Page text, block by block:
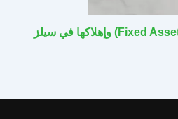
كيف تدير الأصول الثابتة (Fixed Assets) وإهلاكها في سيلز